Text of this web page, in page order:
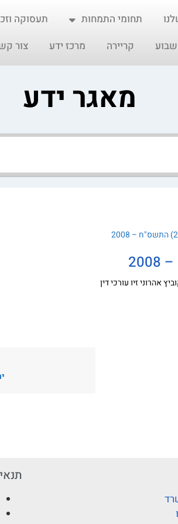
תחומי התמחות תעסוקה
קריירה מרכז ידע צור
מאגר ידע
אהרוני זיו עורכי דין